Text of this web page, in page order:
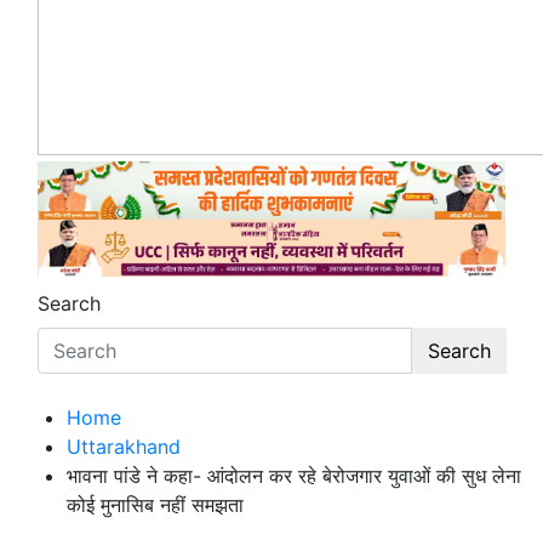
Search
Search
Home
Uttarakhand
भावना पांडे ने कहा- आंदोलन कर रहे बेरोजगार युवाओं की सुध लेना
कोई मुनासिब नहीं समझता